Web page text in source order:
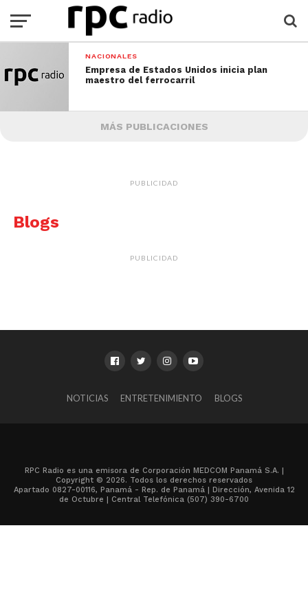
NACIONALES
Empresa de Estados Unidos inicia plan
maestro del ferrocarril
MÁS PUBLICACIONES
PUBLICIDAD
Blogs
PUBLICIDAD
NOTICIAS ENTRETENIMIENTO BLOGS
RPC Radio es una emisora de Corporación MEDCOM Panamá S.A. |
Copyright © 2026. Todos los derechos reservados
Apartado 0827-00116, Panamá - Rep. de Panamá | Dirección, Avenida 12
de Octubre | Central Telefónica (507) 390-6700